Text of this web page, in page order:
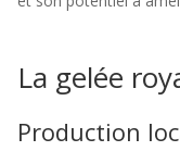
La gelée
Production